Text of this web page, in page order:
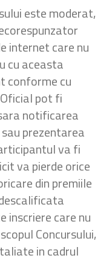
este moderat,
internet care nu
cu aceasta
conforme cu
pot fi
notificarea
prezentarea
va fi
va pierde orice
din premiile
inscriere care nu
Concursului,
in cadrul